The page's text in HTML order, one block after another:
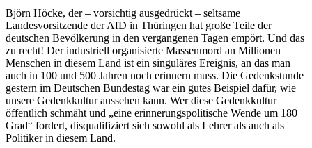
Björn Höcke, der – vorsichtig ausgedrückt – seltsame
Landesvorsitzende der AfD in Thüringen hat große Teile der
deutschen Bevölkerung in den vergangenen Tagen empört. Und das
zu recht! Der industriell organisierte Massenmord an Millionen
Menschen in diesem Land ist ein singuläres Ereignis, an das man
auch in 100 und 500 Jahren noch erinnern muss. Die Gedenkstunde
gestern im Deutschen Bundestag war ein gutes Beispiel dafür, wie
unsere Gedenkkultur aussehen kann. Wer diese Gedenkkultur
öffentlich schmäht und „eine erinnerungspolitische Wende um 180
Grad“ fordert, disqualifiziert sich sowohl als Lehrer als auch als
Politiker in diesem Land.